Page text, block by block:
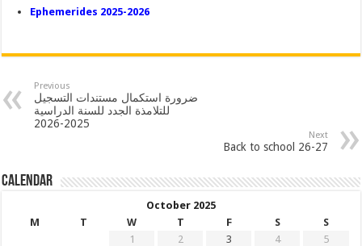
Ephemerides 2025-2026
Previous
ضرورة استكمال مستندات التسجيل
للتلامذة الجدد للسنة الدراسية
2025-2026
Next
Back to school 26-27
Calendar
October 2025
M
T W T F S
S
1
2 3 4
5